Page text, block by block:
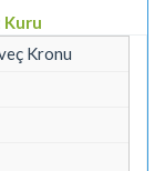
Kuru
Kronu